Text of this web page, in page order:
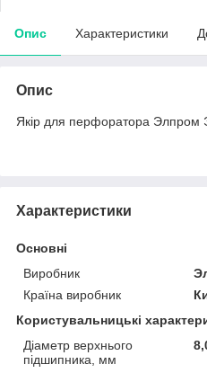
Опис Характеристики
Опис
Якір для перфоратора
Характеристики
Основні
Виробник
Країна виробник
Користувальницькі
Діаметр верхнього
підшипника, мм